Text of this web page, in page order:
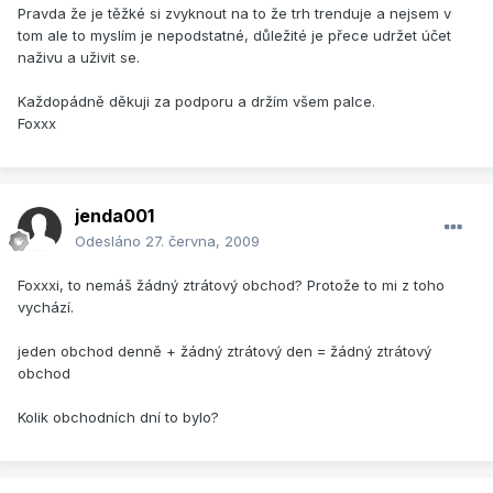
Pravda že je těžké si zvyknout na to že trh trenduje a nejsem v
tom ale to myslím je nepodstatné, důležité je přece udržet účet
naživu a uživit se.
Každopádně děkuji za podporu a držím všem palce.
Foxxx
jenda001
Odesláno 27. června, 2009
Foxxxi, to nemáš žádný ztrátový obchod? Protože to mi z toho
vychází.
jeden obchod denně + žádný ztrátový den = žádný ztrátový
obchod
Kolik obchodních dní to bylo?